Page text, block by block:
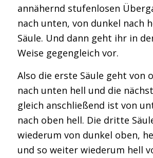
annähernd stufenlosen
nach unten, von dunkel nach
Säule. Und dann geht ihr in
Weise gegengleich vor.
Also die erste Säule geht von
nach unten hell und die
gleich anschließend ist von
nach oben hell. Die dritte
wiederum von dunkel oben,
und so weiter wiederum hell